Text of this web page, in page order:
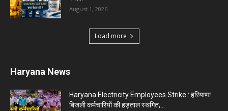
August 1, 2026
Load more
Haryana News
Haryana Electricity Employees Strike : हरियाणा
बिजली कर्मचारियों की हड़ताल स्थगित,...